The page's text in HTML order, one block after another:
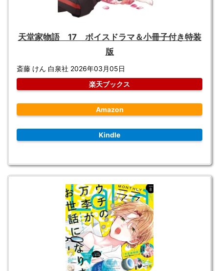
天堂家物語 17 ボイスドラマ＆小冊子付き特装
版
斎藤 けん 白泉社 2026年03月05日
楽天ブックス
Amazon
Kindle